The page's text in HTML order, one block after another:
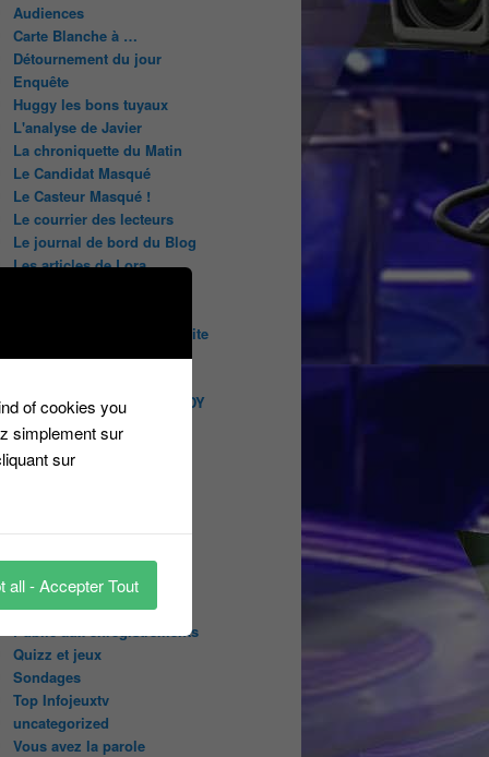
Audiences
Carte Blanche à …
Détournement du jour
Enquête
Huggy les bons tuyaux
L'analyse de Javier
La chroniquette du Matin
Le Candidat Masqué
Le Casteur Masqué !
Le courrier des lecteurs
Le journal de bord du Blog
Les articles de Lora
Les indiscrétions de la petite
souris
LES INTRIGUES DE MILADY
Les pages du blog
Les pages réservées aux
abonnées
Les Portraits de Fannette
Malika la Fouine
Non classé
On a testé pour vous
Public aux enregistrements
Quizz et jeux
Sondages
Top Infojeuxtv
uncategorized
Vous avez la parole
of cookies you
simplement sur
sur
all - Accepter Tout